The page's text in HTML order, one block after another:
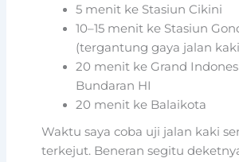
5 menit ke Stasiun Cikini
10–15 menit ke Stasiun
(tergantung gaya jalan
20 menit ke Grand
Bundaran HI
20 menit ke Balaikota
Waktu saya coba uji jalan kaki
terkejut. Beneran segitu